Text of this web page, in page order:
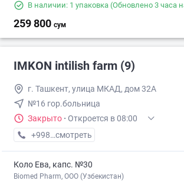
В наличии: 1 упаковка (Обновлено 3 часа
259 800 сум
IMKON intilish farm (9)
г. Ташкент, улица МКАД, дом 32А
№16 гор.больница
Закрыто · Откроется в 08:00
+998 (93) XXX-XX-XX
смотреть
Коло Ева, капс. №30
Biomed Pharm, OOO (Узбекистан)